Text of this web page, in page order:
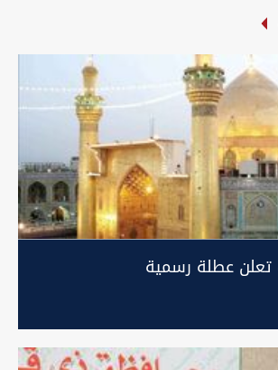
تعلن عطلة رسمية